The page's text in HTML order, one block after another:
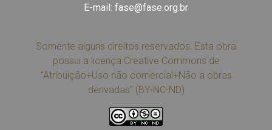
E-mail: fase@fase.org.br
Somente alguns direitos reservados. Esta obra
possui a licença Creative Commons de
“Atribuição+Uso não comercial+Não a obras
derivadas” (BY-NC-ND)